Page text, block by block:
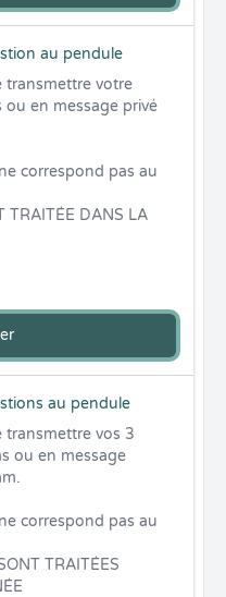
au pendule
transmettre votre
en message privé
correspond pas au
TRAITÉE DANS LA
au pendule
transmettre vos 3
ou en message
correspond pas au
TRAITÉES